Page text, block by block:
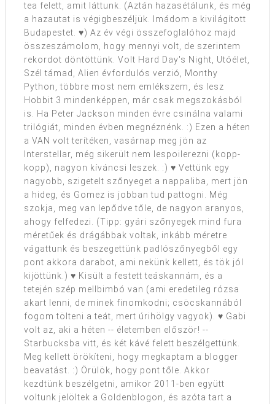
tea felett, amit láttunk. (Aztán hazasétálunk, és még
a hazautat is végigbeszéljük. Imádom a kivilágított
Budapestet. ♥) Az év végi összefoglalóhoz majd
összeszámolom, hogy mennyi volt, de szerintem
rekordot döntöttünk. Volt Hard Day's Night, Utóélet,
Szél támad, Alien évfordulós verzió, Monthy
Python, többre most nem emlékszem, és lesz
Hobbit 3 mindenképpen, már csak megszokásból
is. Ha Peter Jackson minden évre csinálna valami
trilógiát, minden évben megnéznénk. :) Ezen a héten
a VAN volt terítéken, vasárnap meg jön az
Interstellar, még sikerült nem lespoilerezni (kopp-
kopp), nagyon kíváncsi leszek. :) ♥ Vettünk egy
nagyobb, szigetelt szőnyeget a nappaliba, mert jön
a hideg, és Gomez is jobban tud pattogni. Még
szokja, meg van lepődve tőle, de nagyon aranyos,
ahogy felfedezi. (Tipp: gyári szőnyegek mind fura
méretűek és drágábbak voltak, inkább méretre
vágattunk és beszegettünk padlószőnyegből egy
pont akkora darabot, ami nekünk kellett, és tök jól
kijöttünk.) ♥ Kisült a festett teáskannám, és a
tetején szép mellbimbó van (ami eredetileg rózsa
akart lenni, de minek finomkodni; csöcskannából
fogom tölteni a teát, mert úrihölgy vagyok). ♥ Gabi
volt az, aki a héten -- életemben először! --
Starbucksba vitt, és két kávé felett beszélgettünk.
Meg kellett örökíteni, hogy megkaptam a blogger
beavatást. :) Örülök, hogy pont tőle. Akkor
kezdtünk beszélgetni, amikor 2011-ben együtt
voltunk jelöltek a Goldenblogon, és azóta tart a